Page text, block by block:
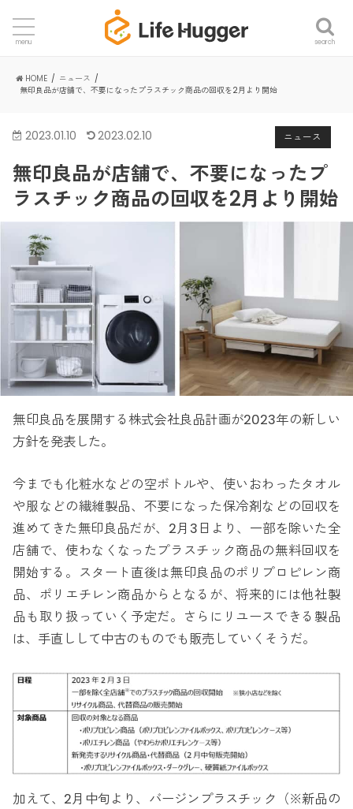
search
menu
HOME
ニュース
無印良品が店舗で、不要になったプラスチック商品の回収を2月より開始
ニュース
2023.01.10 2023.02.10
無印良品が店舗で、不要になったプ
ラスチック商品の回収を2月より開始
無印良品を展開する株式会社良品計画が2023年の新しい
方針を発表した。
今までも化粧水などの空ボトルや、使いおわったタオル
や服などの繊維製品、不要になった保冷剤などの回収を
進めてきた無印良品だが、2月3日より、一部を除いた全
店舗で、使わなくなったプラスチック商品の無料回収を
開始する。スタート直後は無印良品のポリプロピレン商
品、ポリエチレン商品からとなるが、将来的には他社製
品も取り扱っていく予定だ。さらにリユースできる製品
は、手直しして中古のものでも販売していくそうだ。
加えて、2月中旬より、バージンプラスチック（※新品の